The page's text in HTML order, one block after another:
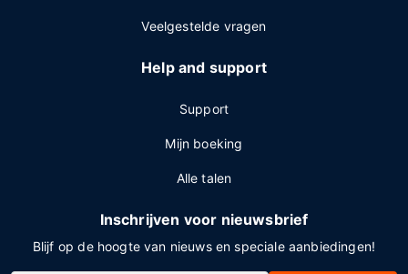
Veelgestelde vragen
Help and support
Support
Mijn boeking
Alle talen
Inschrijven voor nieuwsbrief
Blijf op de hoogte van nieuws en speciale aanbiedingen!